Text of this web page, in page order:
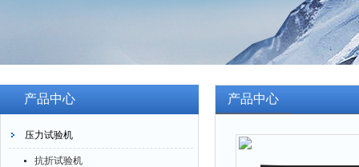
产品中心
压力试验机
抗折试验机
产品中心